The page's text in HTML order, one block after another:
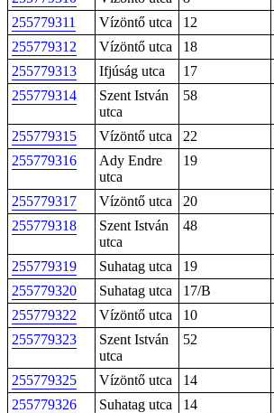
255779311
Vízöntő utca 12
255779312
Vízöntő utca 18
255779313
Ifjúság utca 17
255779314
Szent István
utca
58
255779315 Vízöntő utca 22
255779316
Ady Endre
utca
19
255779317 Vízöntő utca 20
255779318
Szent István
utca
48
255779319 Suhatag utca 19
255779320
Suhatag utca 17/B
255779322
Vízöntő utca 10
255779323
Szent István
utca
52
255779325 Vízöntő utca 14
255779326
Suhatag utca 14